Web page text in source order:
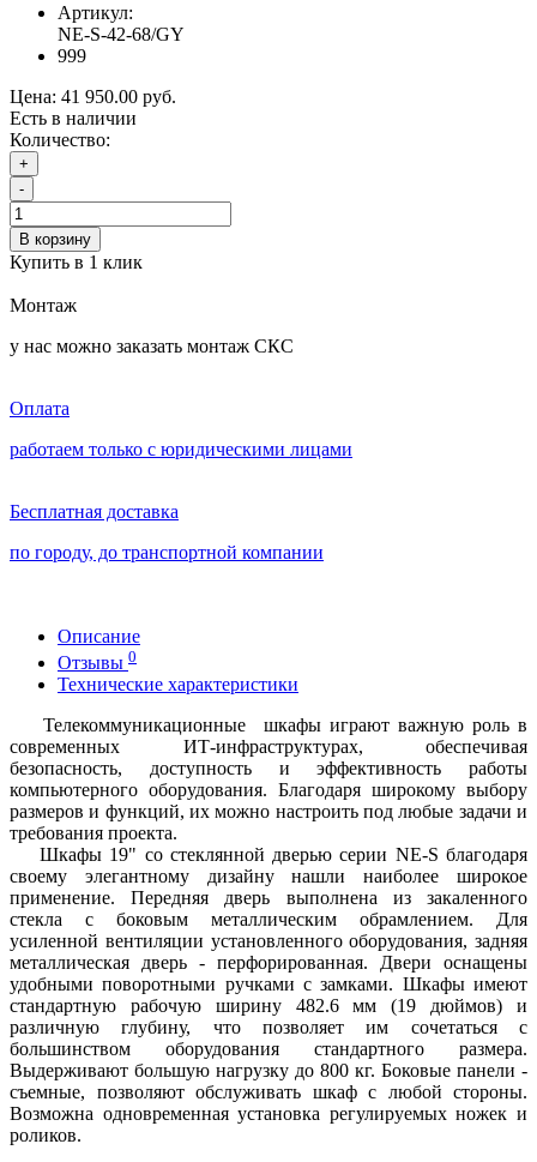
Артикул:
NE-S-42-68/GY
999
Цена: 41 950.00 руб.
Есть в наличии
Количество:
+
-
В корзину
Купить в 1 клик
Монтаж
у нас можно заказать монтаж СКС
Оплата
работаем только с юридическими лицами
Бесплатная доставка
по городу, до транспортной компании
Описание
Отзывы 0
Технические характеристики
Телекоммуникационные шкафы играют важную роль в
современных ИТ-инфраструктурах, обеспечивая
безопасность, доступность и эффективность работы
компьютерного оборудования. Благодаря широкому выбору
размеров и функций, их можно настроить под любые задачи и
требования проекта.
Шкафы 19" со стеклянной дверью серии NE-S благодаря
своему элегантному дизайну нашли наиболее широкое
применение. Передняя дверь выполнена из закаленного
стекла с боковым металлическим обрамлением. Для
усиленной вентиляции установленного оборудования, задняя
металлическая дверь - перфорированная. Двери оснащены
удобными поворотными ручками с замками. Шкафы имеют
стандартную рабочую ширину 482.6 мм (19 дюймов) и
различную глубину, что позволяет им сочетаться с
большинством оборудования стандартного размера.
Выдерживают большую нагрузку до 800 кг. Боковые панели -
съемные, позволяют обслуживать шкаф с любой стороны.
Возможна одновременная установка регулируемых ножек и
роликов.